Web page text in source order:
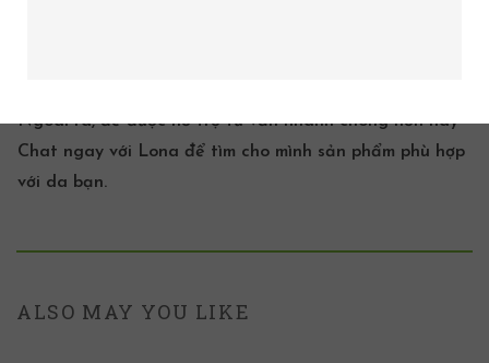
Ngoài ra, để được hỗ trợ tư vấn nhanh chóng hơn hãy
Chat ngay với Lona để tìm cho mình sản phẩm phù hợp
với da bạn.
ALSO MAY YOU LIKE